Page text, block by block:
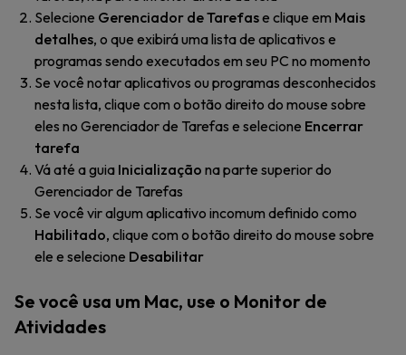
Selecione Gerenciador de Tarefase clique em Mais
detalhes, o que exibirá uma lista de aplicativos e
programas sendo executados em seu PC no momento
Se você notar aplicativos ou programas desconhecidos
nesta lista, clique com o botão direito do mouse sobre
eles no Gerenciador de Tarefas e selecione Encerrar
tarefa
Vá até a guia Inicialização na parte superior do
Gerenciador de Tarefas
Se você vir algum aplicativo incomum definido como
Habilitado, clique com o botão direito do mouse sobre
ele e selecione Desabilitar
Se você usa um Mac, use o Monitor de
Atividades